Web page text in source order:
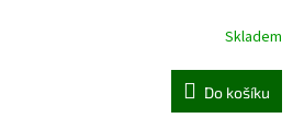
Skladem
Do košíku